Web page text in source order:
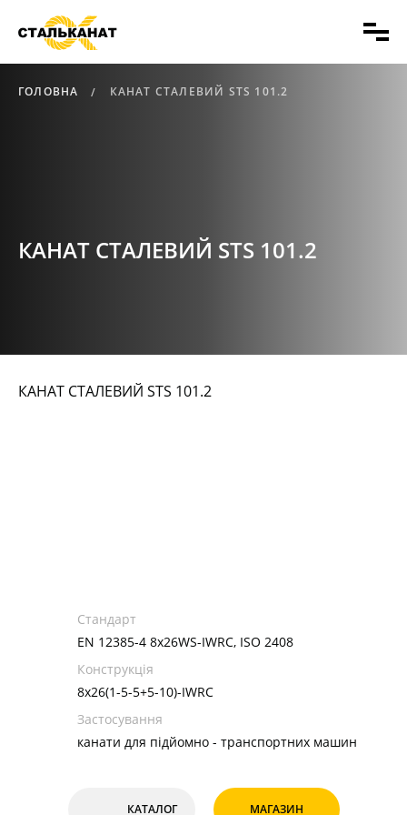
ГОЛОВНА КАНАТ СТАЛЕВИЙ STS 101.2
КАНАТ СТАЛЕВИЙ STS 101.2
КАНАТ СТАЛЕВИЙ STS 101.2
Стандарт
EN 12385-4 8x26WS-IWRC, ISO 2408
Конструкція
8х26(1-5-5+5-10)-IWRC
Застосування
канати для підйомно - транспортних машин
КАТАЛОГ МАГАЗИН